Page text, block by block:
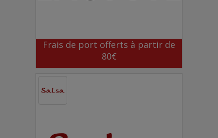
Frais de port offerts à partir de
80€